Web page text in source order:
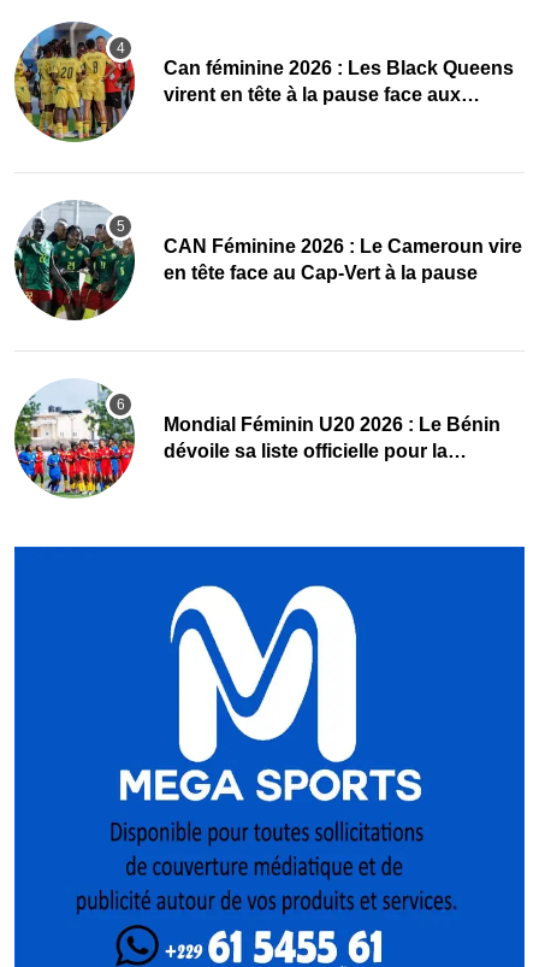
‎Can féminine 2026 : Les Black Queens
virent en tête à la pause face aux
CAN Féminine 2026 : Le Cameroun vire
en tête face au Cap-Vert à la pause
Mondial Féminin U20 2026 : Le Bénin
dévoile sa liste officielle pour la